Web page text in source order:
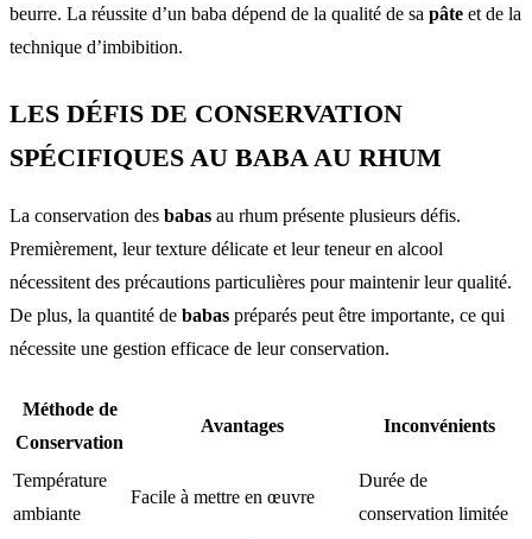
beurre. La réussite d’un baba dépend de la qualité de sa pâte et de la
technique d’imbibition.
LES DÉFIS DE CONSERVATION
SPÉCIFIQUES AU BABA AU RHUM
La conservation des babas au rhum présente plusieurs défis.
Premièrement, leur texture délicate et leur teneur en alcool
nécessitent des précautions particulières pour maintenir leur qualité.
De plus, la quantité de babas préparés peut être importante, ce qui
nécessite une gestion efficace de leur conservation.
Méthode de
Conservation
Avantages Inconvénients
Température
ambiante
Facile à mettre en œuvre
Durée de
conservation limitée